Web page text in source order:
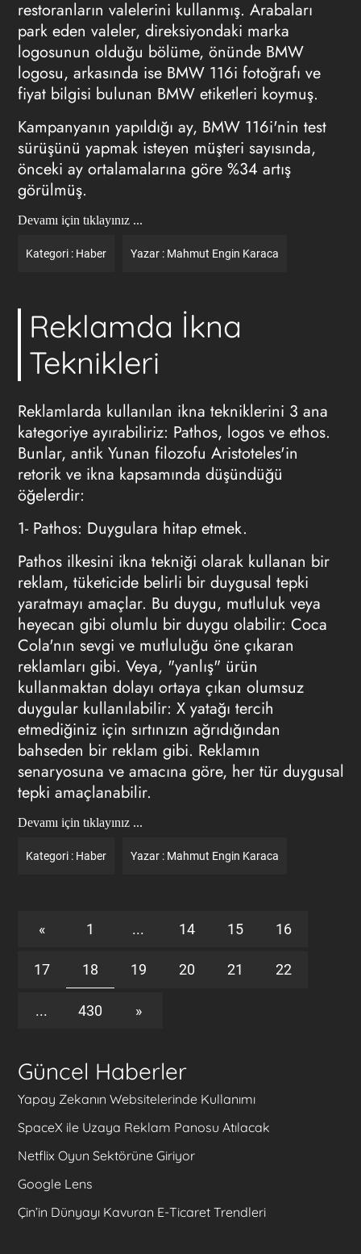
restoranların valelerini kullanmış. Arabaları
park eden valeler, direksiyondaki marka
logosunun olduğu bölüme, önünde BMW
logosu, arkasında ise BMW 116i fotoğrafı ve
fiyat bilgisi bulunan BMW etiketleri koymuş.
Kampanyanın yapıldığı ay, BMW 116i'nin test
sürüşünü yapmak isteyen müşteri sayısında,
önceki ay ortalamalarına göre %34 artış
görülmüş.
Devamı için tıklayınız ...
Kategori : Haber Yazar : Mahmut Engin Karaca
Reklamda İkna
Teknikleri
Reklamlarda kullanılan ikna tekniklerini 3 ana
kategoriye ayırabiliriz: Pathos, logos ve ethos.
Bunlar, antik Yunan filozofu Aristoteles'in
retorik ve ikna kapsamında düşündüğü
öğelerdir:
1- Pathos: Duygulara hitap etmek.
Pathos ilkesini ikna tekniği olarak kullanan bir
reklam, tüketicide belirli bir duygusal tepki
yaratmayı amaçlar. Bu duygu, mutluluk veya
heyecan gibi olumlu bir duygu olabilir: Coca
Cola'nın sevgi ve mutluluğu öne çıkaran
reklamları gibi. Veya, "yanlış" ürün
kullanmaktan dolayı ortaya çıkan olumsuz
duygular kullanılabilir: X yatağı tercih
etmediğiniz için sırtınızın ağrıdığından
bahseden bir reklam gibi. Reklamın
senaryosuna ve amacına göre, her tür duygusal
tepki amaçlanabilir.
Devamı için tıklayınız ...
Kategori : Haber Yazar : Mahmut Engin Karaca
« 1 ... 14 15 16
17 18 19 20 21 22
... 430 »
Güncel Haberler
Yapay Zekanın Websitelerinde Kullanımı
SpaceX ile Uzaya Reklam Panosu Atılacak
Netflix Oyun Sektörüne Giriyor
Google Lens
Çin’in Dünyayı Kavuran E-Ticaret Trendleri